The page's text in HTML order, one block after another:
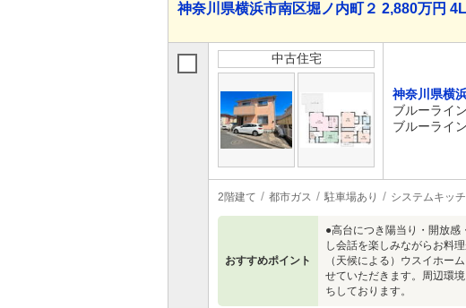
神奈川県横浜市南区堀ノ内町２ 2,880万円
中古住宅
神奈川県横
ブルーライ
ブルーライ
2階建て 都市ガス 駐車場あり システムキッ
おすすめポイント
●高台につき陽当り・開放感
し会話を楽しみながらお料
（天候による）ウスイホー
せていただきます。周辺環
ちしております。